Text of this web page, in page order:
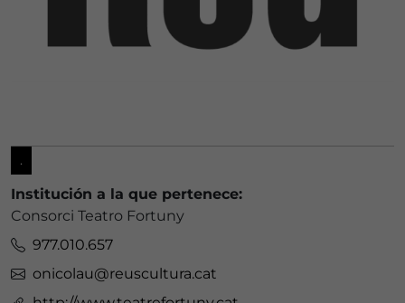
.
Institución a la que pertenece:
Consorci Teatro Fortuny
977.010.657
onicolau@reuscultura.cat